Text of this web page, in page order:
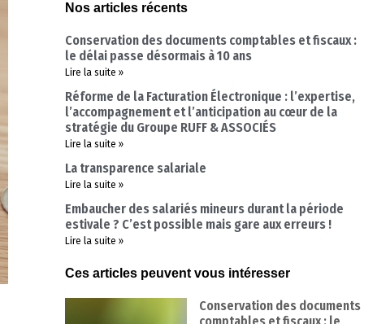
Nos articles récents
Conservation des documents comptables et fiscaux :
le délai passe désormais à 10 ans
Lire la suite »
Réforme de la Facturation Électronique : l’expertise,
l’accompagnement et l’anticipation au cœur de la
stratégie du Groupe RUFF & ASSOCIÉS
Lire la suite »
La transparence salariale
Lire la suite »
Embaucher des salariés mineurs durant la période
estivale ? C’est possible mais gare aux erreurs !
Lire la suite »
Ces articles peuvent vous intéresser
Conservation des documents